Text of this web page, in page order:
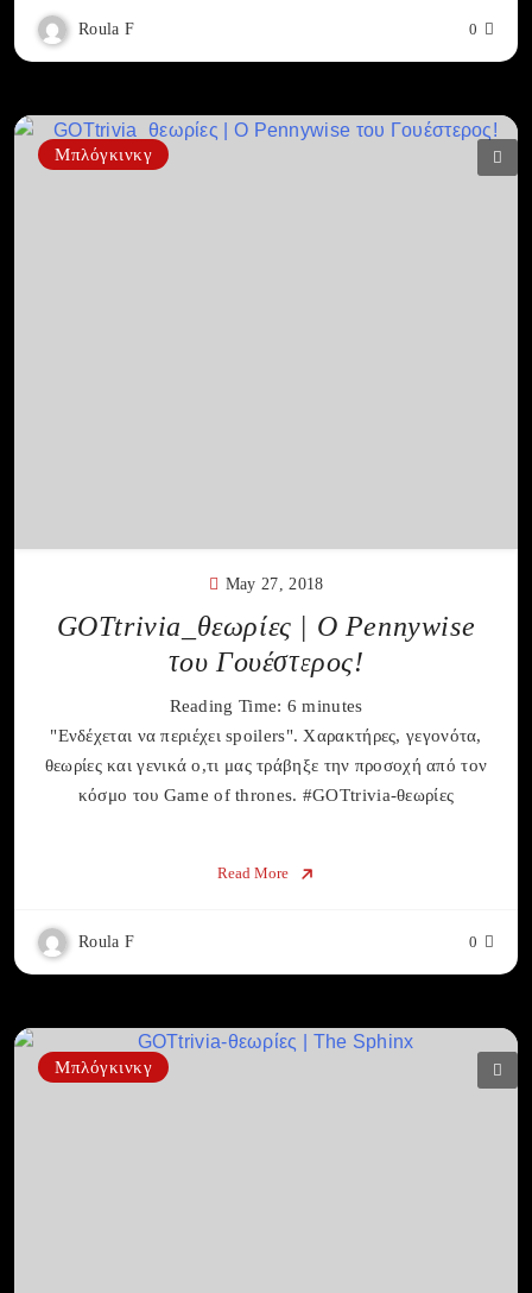
Roula F 0
Μπλόγκινκγ
May 27, 2018
GOTtrivia_θεωρίες | O Pennywise
του Γουέστερος!
Reading Time: 6 minutes
"Ενδέχεται να περιέχει spoilers". Χαρακτήρες, γεγονότα,
θεωρίες και γενικά ο,τι μας τράβηξε την προσοχή από τον
κόσμο του Game of thrones. #GOTtrivia-θεωρίες
Read More
Roula F 0
Μπλόγκινκγ